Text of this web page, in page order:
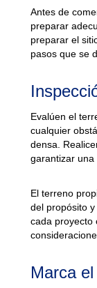
Antes de
preparar
preparar el
pasos que se
Evalúen el
cualquier
densa.
garantizar una
El terreno
del propósito
cada proyecto
Marca